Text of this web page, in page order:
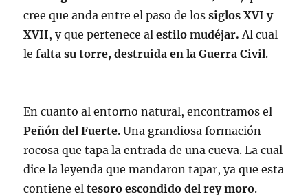
cree que anda entre el paso de lossiglos XVI y
XVII, y que pertenece alestilo mudéjar. Al cual
lefalta su torre, destruida en la Guerra Civil.
En cuanto al entorno natural, encontramos el
Peñón del Fuerte. Una grandiosa formación
rocosa que tapa la entrada de una cueva. La cual
dice la leyenda que mandaron tapar, ya que esta
contiene eltesoro escondido del rey moro.